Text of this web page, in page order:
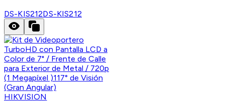
DS-KIS212DS-KIS212
HIKVISION